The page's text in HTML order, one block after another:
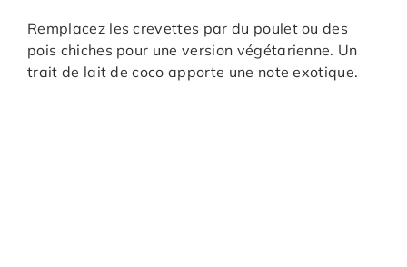
Remplacez les crevettes par du poulet ou des
pois chiches pour une version végétarienne. Un
trait de lait de coco apporte une note exotique.